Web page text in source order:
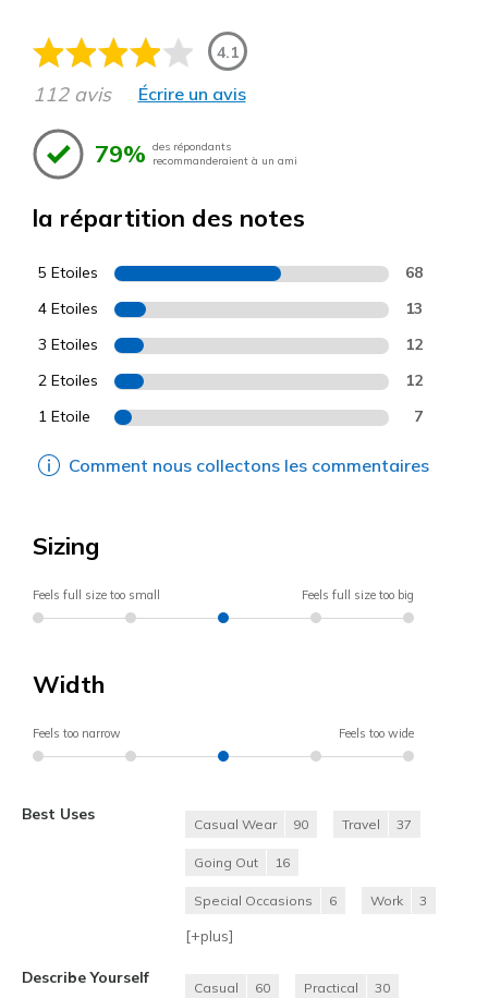
4.1
112 avis Écrire un avis
79% des répondants
recommanderaient à un ami
la répartition des notes
5 Etoiles 68
4 Etoiles 13
3 Etoiles 12
2 Etoiles 12
1 Etoile 7
Comment nous collectons les commentaires
Sizing
Feels full size too small Feels full size too big
Width
Feels too narrow Feels too wide
Best Uses
Casual Wear 90 Travel 37
Going Out 16
Special Occasions 6 Work 3
[+plus]
Describe Yourself
Casual 60 Practical 30